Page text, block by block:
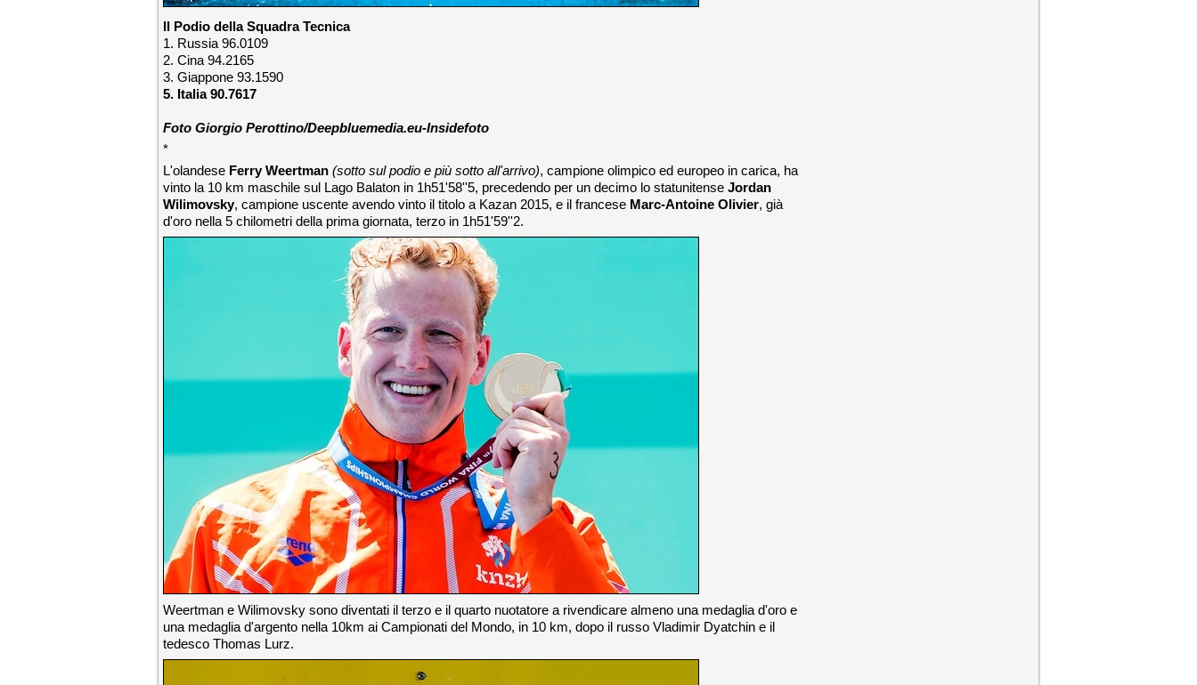
Il Podio della Squadra Tecnica
1. Russia 96.0109
2. Cina 94.2165
3. Giappone 93.1590
5. Italia 90.7617
Foto Giorgio Perottino/Deepbluemedia.eu-Insidefoto
*
L'olandese Ferry Weertman (sotto sul podio e più sotto all'arrivo), campione olimpico ed europeo in carica, ha
vinto la 10 km maschile sul Lago Balaton in 1h51'58''5, precedendo per un decimo lo statunitense Jordan
Wilimovsky, campione uscente avendo vinto il titolo a Kazan 2015, e il francese Marc-Antoine Olivier, già
d'oro nella 5 chilometri della prima giornata, terzo in 1h51'59''2.
Weertman e Wilimovsky sono diventati il terzo e il quarto nuotatore a rivendicare almeno una medaglia d'oro e
una medaglia d'argento nella 10km ai Campionati del Mondo, in 10 km, dopo il russo Vladimir Dyatchin e il
tedesco Thomas Lurz.